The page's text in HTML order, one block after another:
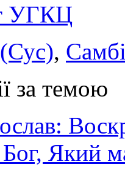
УГКЦ
,
за темою
Бог, Який